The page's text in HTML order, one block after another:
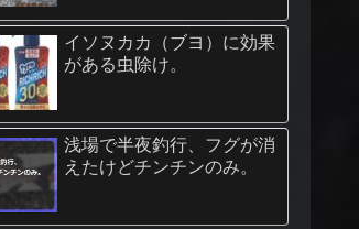
イソヌカカ（ブヨ）に効果
がある虫除け。
浅場で半夜釣行、フグが消
えたけどチンチンのみ。